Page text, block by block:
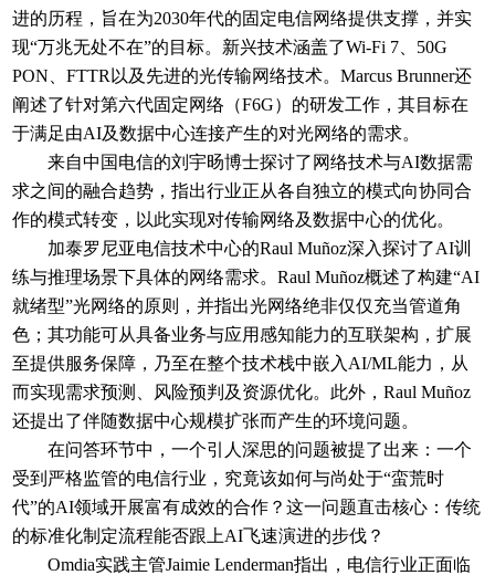
进的历程，旨在为2030年代的固定电信网络提供支撑，并实
现“万兆无处不在”的目标。新兴技术涵盖了Wi-Fi 7、50G
PON、FTTR以及先进的光传输网络技术。Marcus Brunner还
阐述了针对第六代固定网络（F6G）的研发工作，其目标在
于满足由AI及数据中心连接产生的对光网络的需求。
来自中国电信的刘宇旸博士探讨了网络技术与AI数据需
求之间的融合趋势，指出行业正从各自独立的模式向协同合
作的模式转变，以此实现对传输网络及数据中心的优化。
加泰罗尼亚电信技术中心的Raul Muñoz深入探讨了AI训
练与推理场景下具体的网络需求。Raul Muñoz概述了构建“AI
就绪型”光网络的原则，并指出光网络绝非仅仅充当管道角
色；其功能可从具备业务与应用感知能力的互联架构，扩展
至提供服务保障，乃至在整个技术栈中嵌入AI/ML能力，从
而实现需求预测、风险预判及资源优化。此外，Raul Muñoz
还提出了伴随数据中心规模扩张而产生的环境问题。
在问答环节中，一个引人深思的问题被提了出来：一个
受到严格监管的电信行业，究竟该如何与尚处于“蛮荒时
代”的AI领域开展富有成效的合作？这一问题直击核心：传统
的标准化制定流程能否跟上AI飞速演进的步伐？
Omdia实践主管Jaimie Lenderman指出，电信行业正面临